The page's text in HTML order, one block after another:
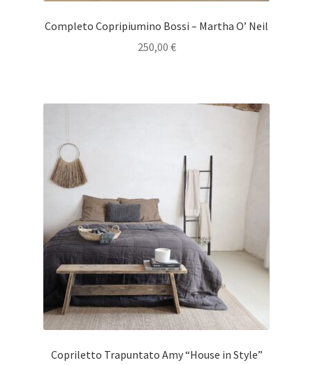
Completo Copripiumino Bossi – Martha O’ Neil
250,00 €
Copriletto Trapuntato Amy “House in Style”